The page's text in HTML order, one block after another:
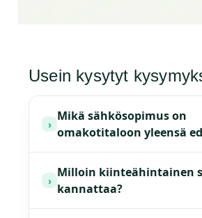
Usein kysytyt
›
Mikä sähkösopimus on
omakotitaloon yleensä
›
Milloin kiinteähintainen
kannattaa?